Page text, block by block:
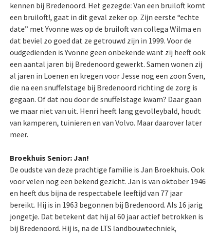
kennen bij Bredenoord. Het gezegde: Van een bruiloft komt
een bruiloft!, gaat in dit geval zeker op. Zijn eerste “echte
date” met Yvonne was op de bruiloft van collega Wilma en
dat beviel zo goed dat ze getrouwd zijn in 1999. Voor de
oudgedienden is Yvonne geen onbekende want zij heeft ook
een aantal jaren bij Bredenoord gewerkt. Samen wonen zij
al jaren in Loenen en kregen voor Jesse nog een zoon Sven,
die na een snuffelstage bij Bredenoord richting de zorg is
gegaan. Of dat nou door de snuffelstage kwam? Daar gaan
we maar niet van uit. Henri heeft lang gevolleybald, houdt
van kamperen, tuinieren en van Volvo. Maar daarover later
meer.
Broekhuis Senior: Jan!
De oudste van deze prachtige familie is Jan Broekhuis. Ook
voor velen nog een bekend gezicht. Jan is van oktober 1946
en heeft dus bijna de respectabele leeftijd van 77 jaar
bereikt. Hij is in 1963 begonnen bij Bredenoord. Als 16 jarig
jongetje. Dat betekent dat hij al 60 jaar actief betrokken is
bij Bredenoord. Hij is, na de LTS landbouwtechniek,